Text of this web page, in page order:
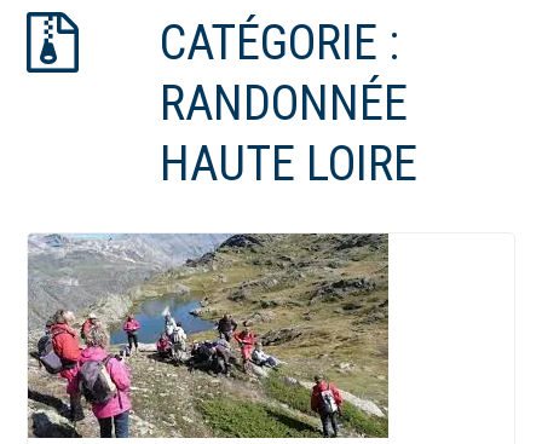
CATÉGORIE :
RANDONNÉE
HAUTE LOIRE